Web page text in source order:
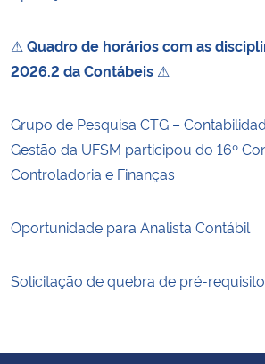
⚠ Quadro de horários com as
2026.2 da Contábeis ⚠
Grupo de Pesquisa CTG –
Gestão da UFSM participou do 16º
Controladoria e Finanças
Oportunidade para Analista Contábil
Solicitação de quebra de pré-